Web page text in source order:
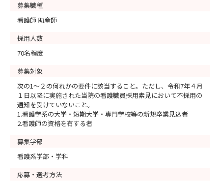
募集職種
看護師 助産師
採用人数
70名程度
募集対象
次の1～２の何れかの要件に該当すること。ただし、令和7年４月
１日以降に実施された当院の看護職員採用素見において不採用の
通知を受けていないこと。
1.看護学系の大学・短期大学・専門学校等の新規卒業見込者
2.看護師の資格を有する者
募集学部
看護系学部・学科
応募・選考方法